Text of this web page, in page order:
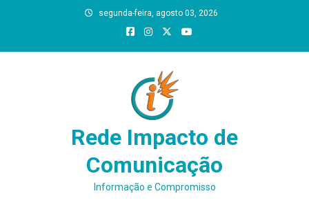
segunda-feira, agosto 03, 2026
Rede Impacto de
Comunicação
Informação e Compromisso